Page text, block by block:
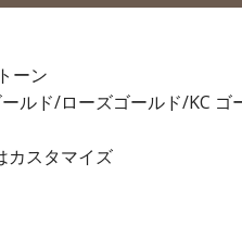
ーン
ルド/ローズゴールド/KC ゴ
カスタマイズ